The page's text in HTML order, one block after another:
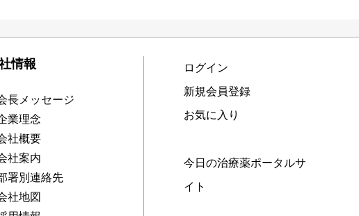
情報
長メッセージ
業理念
社概要
社案内
署別連絡先
社地図
ログイン
新規会員登録
お気に入り
今日の治療薬ポータルサ
イト